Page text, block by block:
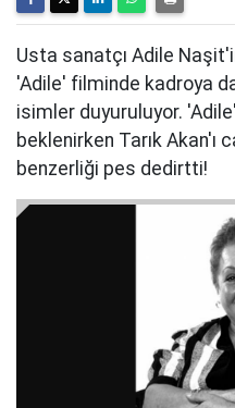
Usta sanatçı Adile
'Adile' filminde kadroya
isimler duyuruluyor.
beklenirken Tarık Akan'ı
benzerliği pes dedirtti!